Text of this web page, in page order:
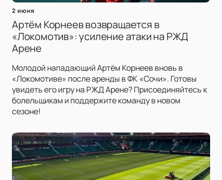
2 июня
Артём Корнеев возвращается в
«Локомотив»: усиление атаки на РЖД
Арене
Молодой нападающий Артём Корнеев вновь в
«Локомотиве» после аренды в ФК «Сочи». Готовы
увидеть его игру на РЖД Арене? Присоединяйтесь к
болельщикам и поддержите команду в новом
сезоне!